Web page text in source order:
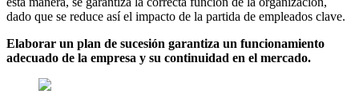
dado que se reduce así el impacto de la partida de empleados clave.
Elaborar un plan de sucesión garantiza un funcionamiento
adecuado de la empresa y su continuidad en el mercado.